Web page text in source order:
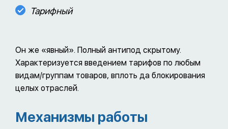
Тарифный
Он же «явный». Полный антипод скрытому.
Характеризуется введением тарифов по любым
видам/группам товаров, вплоть да блокирования
целых отраслей.
Механизмы работы